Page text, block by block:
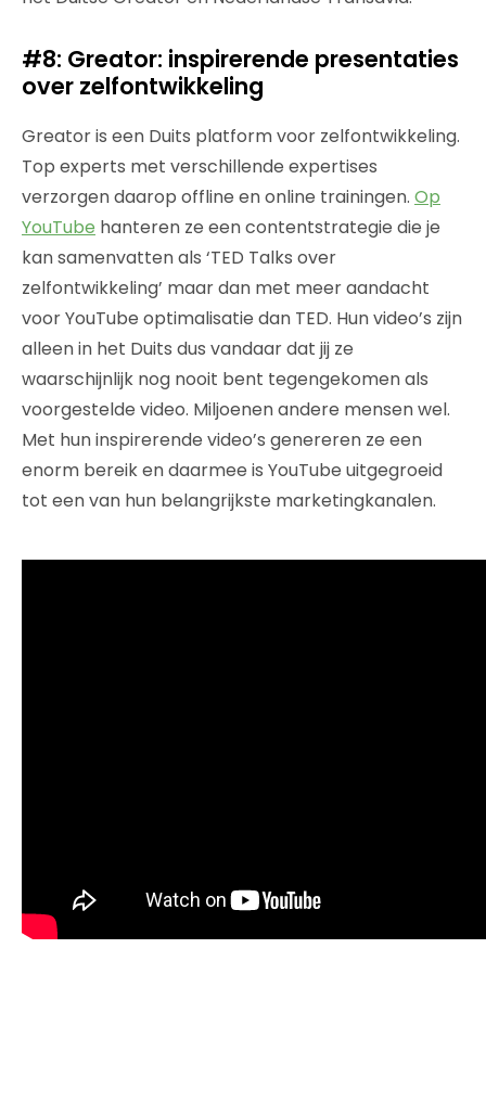
#8: Greator: inspirerende presentaties
over zelfontwikkeling
Greator is een Duits platform voor zelfontwikkeling.
Top experts met verschillende expertises
verzorgen daarop offline en online trainingen. Op
YouTube hanteren ze een contentstrategie die je
kan samenvatten als ‘TED Talks over
zelfontwikkeling’ maar dan met meer aandacht
voor YouTube optimalisatie dan TED. Hun video’s zijn
alleen in het Duits dus vandaar dat jij ze
waarschijnlijk nog nooit bent tegengekomen als
voorgestelde video. Miljoenen andere mensen wel.
Met hun inspirerende video’s genereren ze een
enorm bereik en daarmee is YouTube uitgegroeid
tot een van hun belangrijkste marketingkanalen.